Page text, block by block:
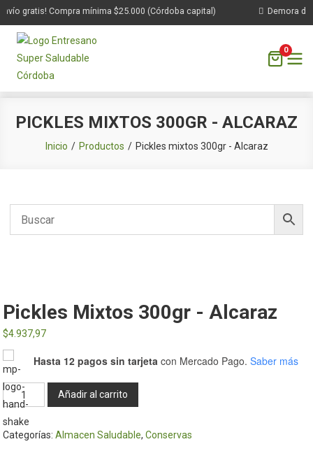
gratis! Compra mínima $25.000 (Córdoba capital) Demora de
0
PICKLES MIXTOS 300GR - ALCARAZ
Inicio Productos Pickles mixtos 300gr - Alcaraz
Pickles Mixtos 300gr - Alcaraz
$4.937,97
Hasta 12 pagos sin tarjeta con Mercado Pago. Saber más
Pickles
mixtos
300gr
Añadir al carrito
Categorías:Almacen Saludable,Conservas